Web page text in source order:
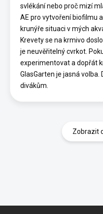
svlékání nebo proč mizí
AE pro vytvoření biofilmu
krunýře situaci v mých
Krevety se na krmivo
je neuvěřitelný cvrkot.
experimentovat a dopřát
GlasGarten je jasná
divákům.
Zobrazit